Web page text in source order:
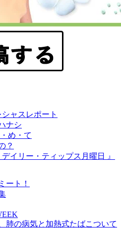
ャスレポート
ナシ
め・て
？
イリー・ティップス月曜日 』
ート！
肺の病気と加熱式たばこついて